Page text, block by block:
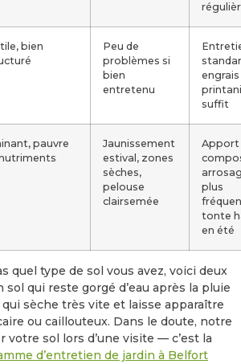
bien
Peu de
problèmes si
bien
entretenu
engrais
suffit
pauvre
Jaunissement
estival, zones
sèches,
pelouse
clairsemée
Apport
plus
tonte
en été
quel type de sol vous avez, voici deux
sol qui reste gorgé d’eau après la pluie
sèche très vite et laisse apparaître
ou caillouteux. Dans le doute, notre
votre sol lors d’une visite — c’est la
d’entretien de jardin à Belfort